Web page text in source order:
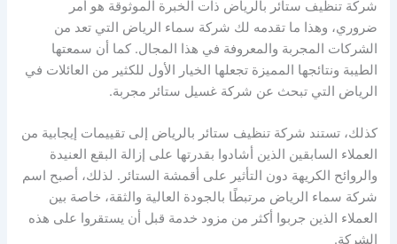
شركة تنظيف ستائر بالرياض ذات الخبرة الموثوقة هو أمر
ضروري، وهذا ما تقدمه لك شركة سماء الرياض التي تعد من
الشركات المجربة والمعروفة في هذا المجال. كما أن سمعتها
الطيبة ونتائجها المميزة تجعلها الخيار الأول للكثير من العائلات في
الرياض التي تبحث عن شركة غسيل ستائر مجربة.
كذلك، تستند شركة تنظيف ستائر بالرياض إلى تقييمات إيجابية من
العملاء السابقين الذين أشادوا بقدرتها على إزالة البقع العنيدة
والروائح الكريهة دون التأثير على أقمشة الستائر. لذلك، أصبح اسم
شركة سماء الرياض مرتبطًا بالجودة العالية والثقة، خاصة بين
العملاء الذين جربوا أكثر من مزود خدمة قبل أن يستقروا على هذه
الشركة.